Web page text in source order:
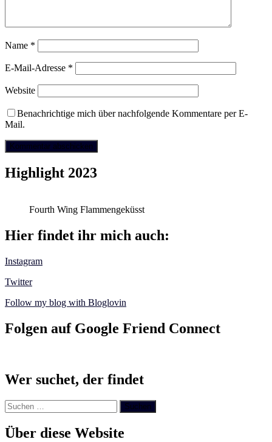
Name *
E-Mail-Adresse *
Website
Benachrichtige mich über nachfolgende Kommentare per E-
Mail.
Highlight 2023
Fourth Wing Flammengeküsst
Hier findet ihr mich auch:
Instagram
Twitter
Follow my blog with Bloglovin
Folgen auf Google Friend Connect
Wer suchet, der findet
Suchen
nach:
Über diese Website